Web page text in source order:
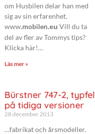
om Husbilen delar han med
sig av sin erfarenhet.
www.mobilen.eu Vill du ta
del av fler av Tommys tips?
Klicka här!…
Läs mer »
Bürstner 747-2, typfel
på tidiga versioner
28 december 2013
…fabrikat och årsmodeller.